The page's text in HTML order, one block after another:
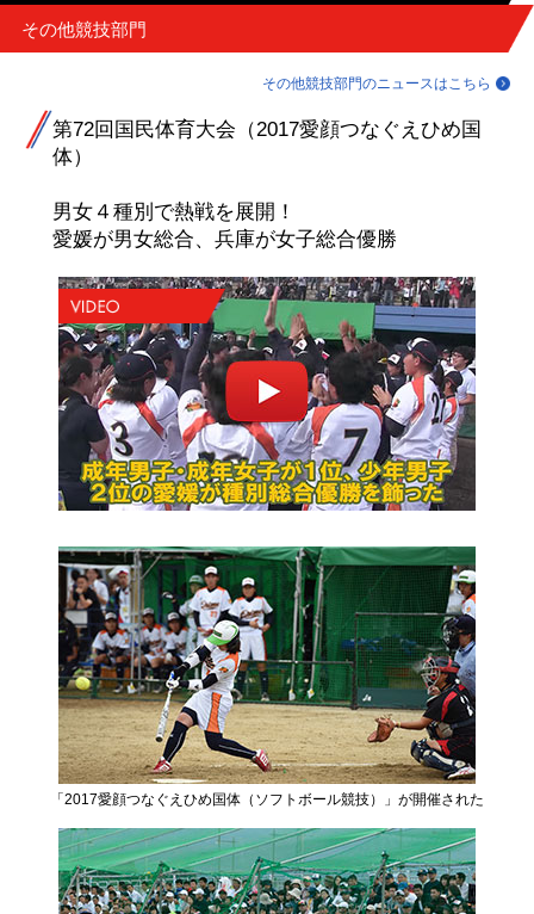
その他競技部門
その他競技部門のニュースはこちら
第72回国民体育大会（2017愛顔つなぐえひめ国
体）
男女４種別で熱戦を展開！
愛媛が男女総合、兵庫が女子総合優勝
「2017愛顔つなぐえひめ国体（ソフトボール競技）」が開催された